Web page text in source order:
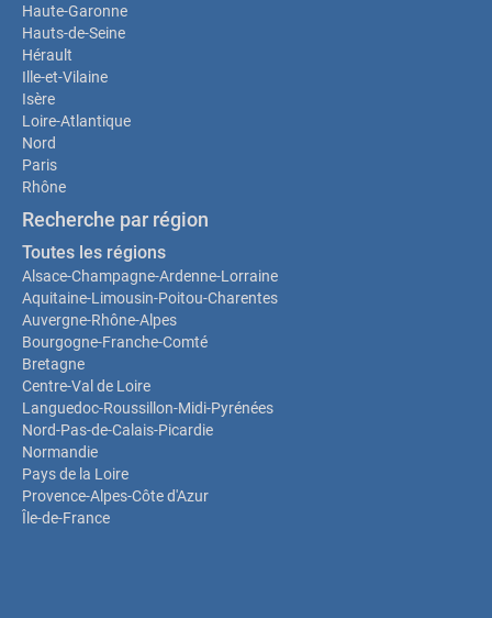
Haute-Garonne
Hauts-de-Seine
Hérault
Ille-et-Vilaine
Isère
Loire-Atlantique
Nord
Paris
Rhône
Recherche par région
Toutes les régions
Alsace-Champagne-Ardenne-Lorraine
Aquitaine-Limousin-Poitou-Charentes
Auvergne-Rhône-Alpes
Bourgogne-Franche-Comté
Bretagne
Centre-Val de Loire
Languedoc-Roussillon-Midi-Pyrénées
Nord-Pas-de-Calais-Picardie
Normandie
Pays de la Loire
Provence-Alpes-Côte d'Azur
Île-de-France